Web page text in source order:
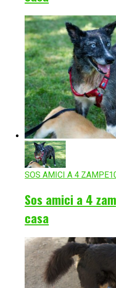
SOS AMICI A 4 ZAMPE
Sos amici a 4
casa